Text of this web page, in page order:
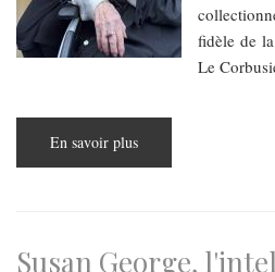
fidèle de
Le
En savoir plus
siècle
Susan George,